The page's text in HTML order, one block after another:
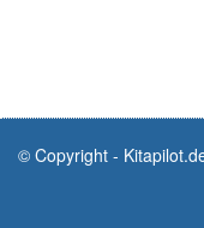
© Copyright -